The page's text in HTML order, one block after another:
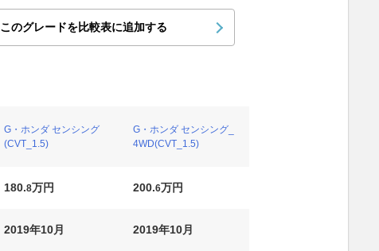
このグレードを比較表に追加する
G・ホンダ センシング
(CVT_1.5)
G・ホンダ センシング_
4WD(CVT_1.5)
180.8万円 200.6万円
2019年10月 2019年10月